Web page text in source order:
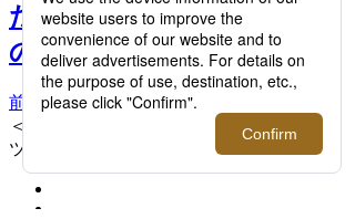
た、"新生7階"がわかる10
のコト >>
前へ 次へ
＜セオリー＞ ジャケット 66,000円、パン
ツ 35,200円 ※3月11日（水）発売開始